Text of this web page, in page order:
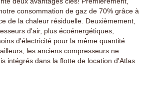
consommation de gaz de 70% grâce à
de la chaleur résiduelle. Deuxièmement,
d'air, plus écoénergétiques,
d'électricité pour la même quantité
les anciens compresseurs ne
intégrés dans la flotte de location d'Atlas